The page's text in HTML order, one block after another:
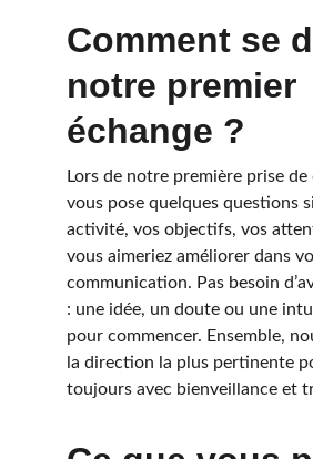
Comment se
notre premier
échange ?
Lors de notre première prise
vous pose quelques questions
activité, vos objectifs, vos
vous aimeriez améliorer dans
communication. Pas besoin
: une idée, un doute ou une
pour commencer. Ensemble,
la direction la plus pertinente
toujours avec bienveillance et